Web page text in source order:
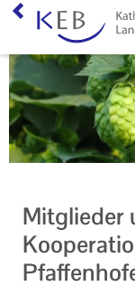
Mitglieder
Home
Veranstaltungen
KEB Pfaffenhofen
50 Jahre KEB im
Geschäftsstelle